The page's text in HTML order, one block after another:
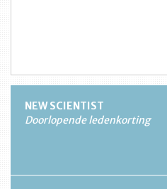
NEW SCIENTIST
Doorlopende ledenkorting